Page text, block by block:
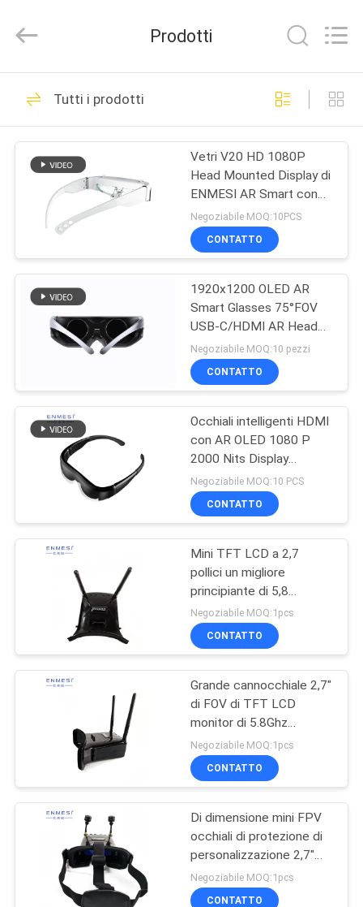
CASA
PRODOTTI
CIRCA
GIRO
DELLA
FABBRICA
DI
QUALITÀ
NOTIZIE
CASI
RICHIEDA
UNA
CITAZIONE
SHOPPING
ONLINE
DEL
POLITICA
Technology
Rights
Vetri astuti dell'AR
92
Head Mounted
Display
89
video vetri astuti 3D
Vetri astuti di VR
Micro modulo
dell'esposizione
101
Prodotti
Tutti i prodotti
Vetri V20 HD 1080P
Head Mounted Display di
ENMESI AR Smart con
Android
Negoziabile MOQ:10PCS
CONTATTO
1920x1200 OLED AR
Smart Glasses 75°FOV
USB-C/HDMI AR Head
Mounted Display
Negoziabile MOQ:10 pezzi
CONTATTO
Occhiali intelligenti HDMI
con AR OLED 1080 P
2000 Nits Display
montato a testa a 41
gradi OEM ODM
Negoziabile MOQ:10 PCS
CONTATTO
Mini TFT LCD a 2,7
pollici un migliore
principiante di 5,8
gigahertz che corre gli
occhiali di protezione 48
Channesl di FPV
Negoziabile MOQ:1pcs
CONTATTO
Grande cannocchiale 2,7"
di FOV di TFT LCD
monitor di 5.8Ghz
Quadcopter FPV per
l'attraversamento della
macchina
Negoziabile MOQ:1pcs
CONTATTO
Di dimensione mini FPV
occhiali di protezione di
personalizzazione 2,7"
schermo 5.8GHz 1.4W di
TFT LCD nel modo di rf
Negoziabile MOQ:1pcs
CONTATTO